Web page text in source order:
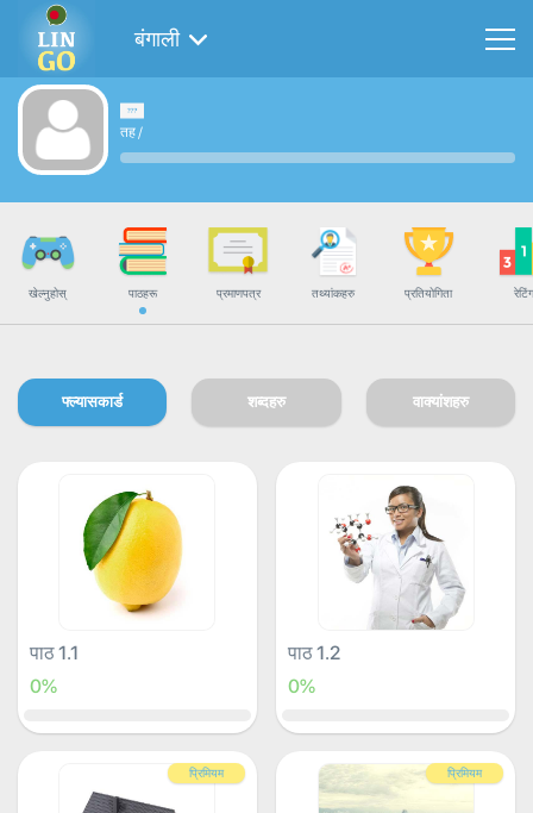
बंगाली
तह/
खेल्नुहोस् पाठहरू प्रमाणपत्र तथ्यांकहरु प्रतियोगिता रेटिंग
फ्ल्यासकार्ड शब्दहरु वाक्यांशहरु
पाठ 1.1
0%
पाठ 1.2
0%
प्रिमियम प्रिमियम